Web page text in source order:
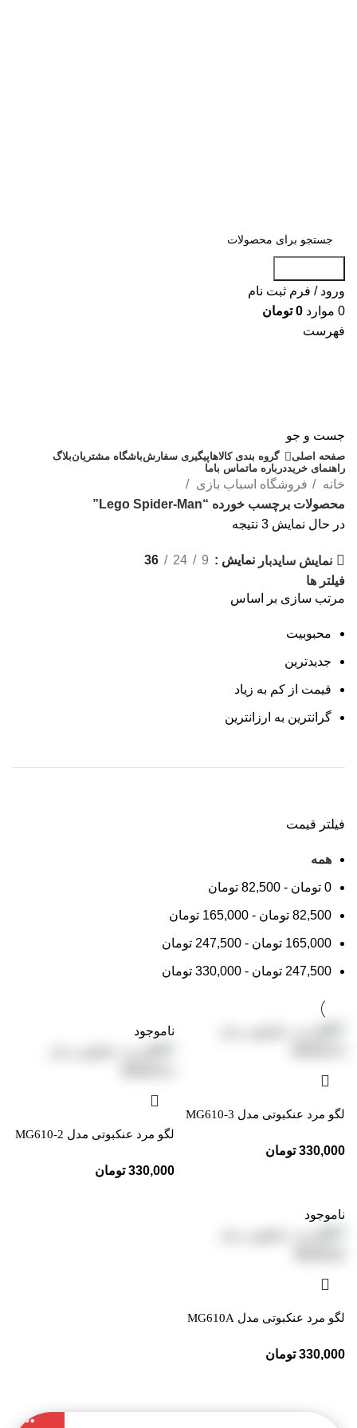
ورود / فرم ثبت نام
0 موارد 0 تومان
فهرست
جست و جو
صفحه اصلی گروه بندی کالاهاپیگیری سفارشباشگاه مشتریانبلاگ
راهنمای خریددرباره ماتماس باما
خانه
فروشگاه اسباب بازی
محصولات برچسب خورده “Lego Spider-Man”
در حال نمایش 3 نتیجه
نمایش سایدبار نمایش 9
24
36
فیلتر ها
مرتب سازی بر اساس
محبوبیت
جدیدترین
قیمت از کم به زیاد
گرانترین به ارزانترین
فیلتر قیمت
همه
0 تومان -
82,500 تومان
82,500 تومان -
165,000 تومان
165,000 تومان -
247,500 تومان
247,500 تومان -
330,000 تومان
لگو مرد عنکبوتی مدل MG610-3
330,000 تومان
ناموجود
لگو مرد عنکبوتی مدل MG610-2
330,000 تومان
ناموجود
لگو مرد عنکبوتی مدل MG610A
330,000 تومان